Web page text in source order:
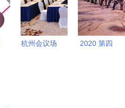
杭州会议场
2020 第四